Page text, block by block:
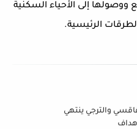
ووصولها إلى الأحياء السكنية
الرئيسية.
والترجي ينتهي